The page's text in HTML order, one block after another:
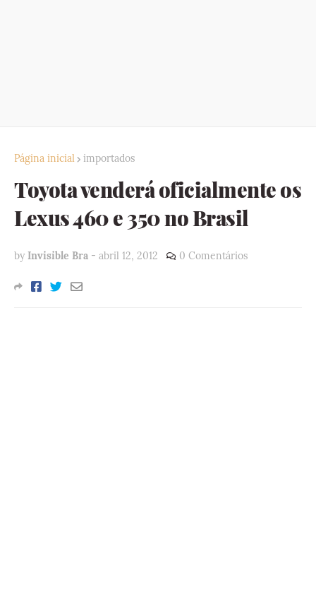
Página inicial importados
Toyota venderá oficialmente os
Lexus 460 e 350 no Brasil
by Invisible Bra - abril 12, 2012 0 Comentários